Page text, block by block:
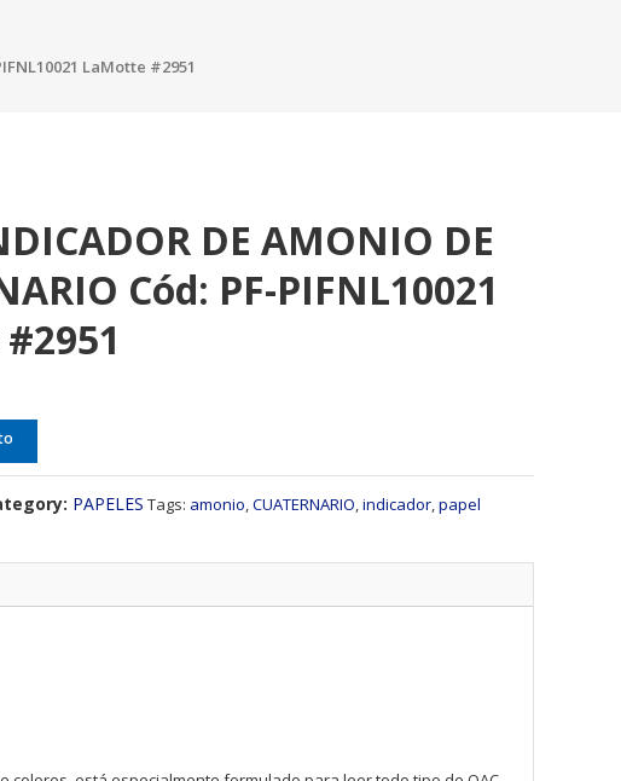
LaMotte #2951
DE AMONIO DE
Cód: PF-PIFNL10021
PAPELES Tags: amonio,CUATERNARIO,indicador,papel